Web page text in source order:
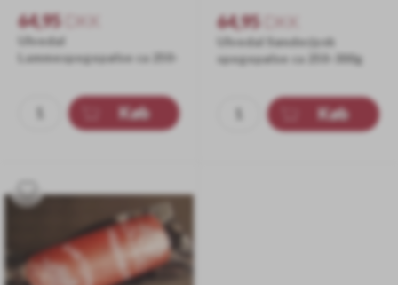
64,95 DKK
Ulvedal
Lammespegepølse ca 250-
Køb
64,95 DKK
Ulvedal Sønderjysk
spegepølse ca 250-300g
Køb